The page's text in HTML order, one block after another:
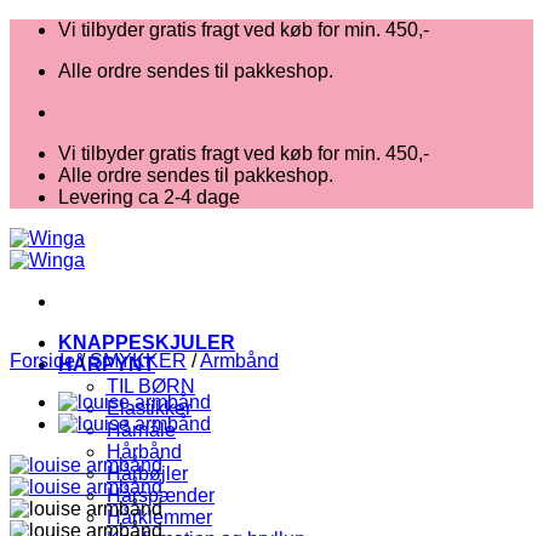
Fortsæt
indhold
Vi tilbyder gratis fragt ved køb for min. 450,-
Alle ordre sendes til pakkeshop.
Vi tilbyder gratis fragt ved køb for min. 450,-
Alle ordre sendes til pakkeshop.
Levering ca 2-4 dage
KNAPPESKJULER
HÅRPYNT
TIL BØRN
Elastikker
Hårnåle
Hårbånd
Hårbøjler
Hårspænder
Hårklemmer
Forside / SMYKKER /Armbånd